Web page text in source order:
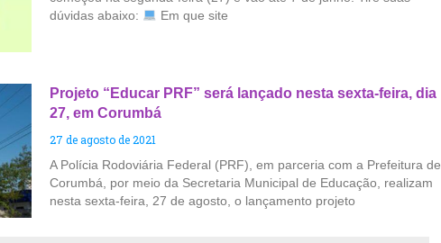
dúvidas abaixo:
Em que site
Projeto “Educar PRF” será lançado nesta sexta-feira, dia
27, em Corumbá
27 de agosto de 2021
A Polícia Rodoviária Federal (PRF), em parceria com a Prefeitura de
Corumbá, por meio da Secretaria Municipal de Educação, realizam
nesta sexta-feira, 27 de agosto, o lançamento projeto